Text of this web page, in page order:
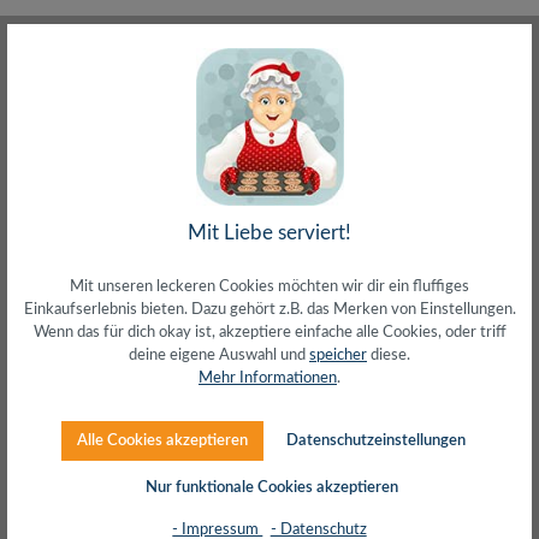
Energiekosten-Messgerät "Premium", weiß
Regulärer Preis:
10,55 €
inkl. MwSt. zzgl. Versand (gratis ab 50€)
Mit Liebe serviert!
Mit unseren leckeren Cookies möchten wir dir ein fluffiges
Einkaufserlebnis bieten. Dazu gehört z.B. das Merken von Einstellungen.
Wenn das für dich okay ist, akzeptiere einfache alle Cookies, oder triff
deine eigene Auswahl und speicher diese.
Mehr Informationen.
Alle Cookies akzeptieren Datenschutzeinstellungen
Nur funktionale Cookies akzeptieren
- Impressum - Datenschutz